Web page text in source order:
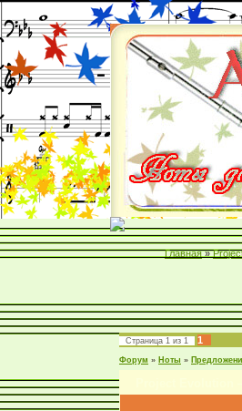
Главная »
Страница 1 из 1 1
Форум » Ноты »